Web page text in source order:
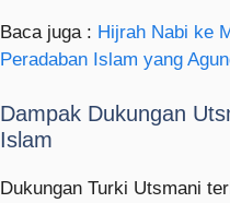
Baca juga : Hijrah Nabi ke
Peradaban Islam yang
Dampak Dukungan
Islam
Dukungan Turki Utsmani